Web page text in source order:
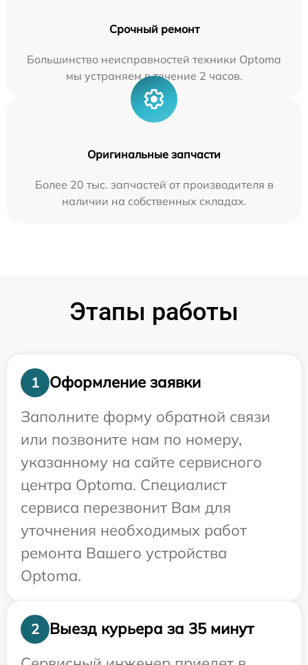
Срочный ремонт
Большинство неисправностей техники Optoma
мы устраняем в течение 2 часов.
Оригинальные запчасти
Более 20 тыс. запчастей от производителя в
наличии на собственных складах.
Этапы работы
1
Оформление заявки
Заполните форму обратной связи
или позвоните нам по номеру,
указанному на сайте сервисного
центра Optoma. Специалист
сервиса перезвонит Вам для
уточнения необходимых работ
ремонта Вашего устройства
Optoma.
2
Выезд курьера за 35 минут